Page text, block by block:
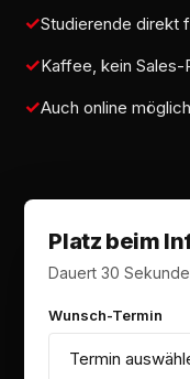
Studierende direkt
Kaffee, kein Sales-
Auch online möglich
Platz beim
Dauert 30
Wunsch-Termin